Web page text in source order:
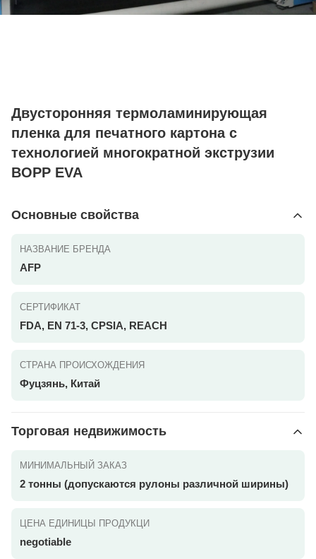
Двусторонняя термоламинирующая
пленка для печатного картона с
технологией многократной экструзии
BOPP EVA
Основные свойства
НАЗВАНИЕ БРЕНДА
AFP
СЕРТИФИКАТ
FDA, EN 71-3, CPSIA, REACH
СТРАНА ПРОИСХОЖДЕНИЯ
Фуцзянь, Китай
Торговая недвижимость
МИНИМАЛЬНЫЙ ЗАКАЗ
2 тонны (допускаются рулоны различной ширины)
ЦЕНА ЕДИНИЦЫ ПРОДУКЦИ
negotiable